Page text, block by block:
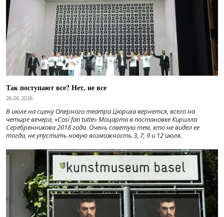
Так поступают все? Нет, не все
26.06.2026
В июле на сцену Оперного театра Цюриха вернется, всего на
четыре вечера, «Cosí fan tutte» Моцарта в постановке Кирилла
Серебренникова 2018 года. Очень советую тем, кто не видел ее
тогда, не упустить новую возможность 3, 7, 9 и 12 июля.